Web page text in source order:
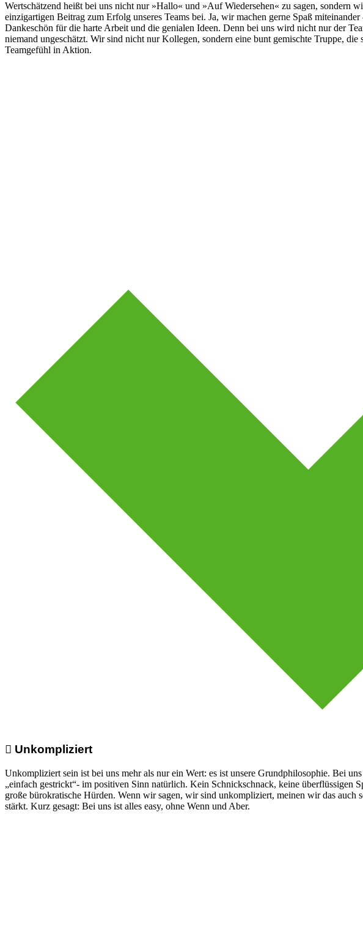
Wertschätzend heißt bei uns nicht nur »Hallo« und »Auf Wiedersehen« zu sagen, sondern
einzigartigen Beitrag zum Erfolg unseres Teams bei. Ja, wir machen gerne Spaß
Dankeschön für die harte Arbeit und die genialen Ideen. Denn bei uns wird nicht nur der
niemand ungeschätzt. Wir sind nicht nur Kollegen, sondern eine bunt gemischte Truppe,
Teamgefühl in Aktion.
Unkompliziert
Unkompliziert sein ist bei uns mehr als nur ein Wert: es ist unsere Grundphilosophie. Bei
„einfach gestrickt“- im positiven Sinn natürlich. Kein Schnickschnack, keine
große bürokratische Hürden. Wenn wir sagen, wir sind unkompliziert, meinen wir das auch
stärkt. Kurz gesagt: Bei uns ist alles easy, ohne Wenn und Aber.